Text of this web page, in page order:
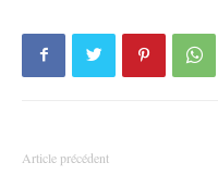
Article précédent